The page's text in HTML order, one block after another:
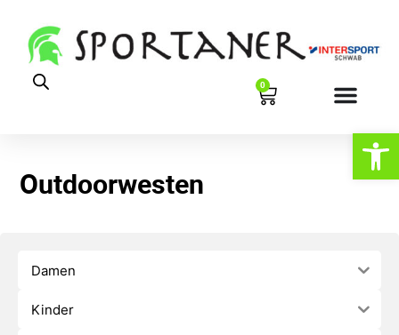
0
Outdoorwesten
Damen
Kinder